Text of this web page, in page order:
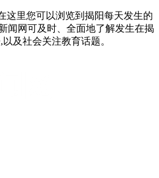
这里您可以浏览到揭阳每天发生的
闻网可及时、全面地了解发生在揭
及社会关注教育话题。